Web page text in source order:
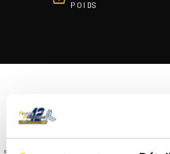
POIDS
FAQ - LES